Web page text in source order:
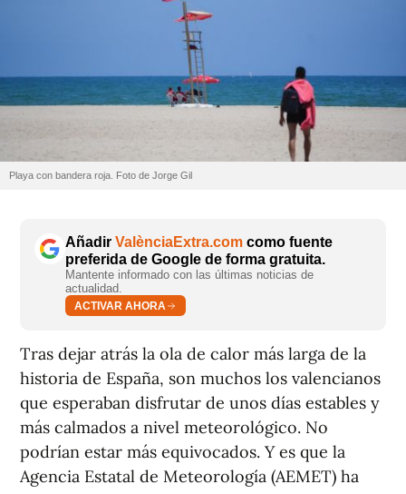
Playa con bandera roja. Foto de Jorge Gil
Añadir ValènciaExtra.com como fuente
preferida de Google de forma gratuita.
Mantente informado con las últimas noticias de
actualidad.
ACTIVAR AHORA
Tras dejar atrás la ola de calor más larga de la
historia de España, son muchos los valencianos
que esperaban disfrutar de unos días estables y
más calmados a nivel meteorológico. No
podrían estar más equivocados. Y es que la
Agencia Estatal de Meteorología (AEMET) ha